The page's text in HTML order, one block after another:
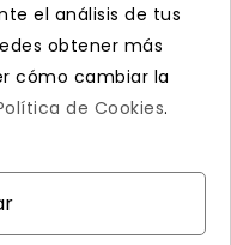
el análisis de tus
obtener más
cómo cambiar la
de Cookies.